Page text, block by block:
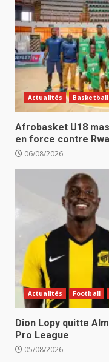
Actualités Basketball
Afrobasket U18
en force contre
06/08/2026
Actualités Football
Dion Lopy quitte
Pro League
05/08/2026